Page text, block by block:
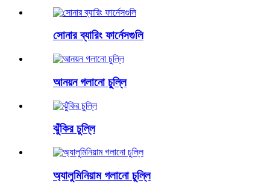
সোনার ব্যারিং ফার্নেসগুলি
আনয়ন গলানো চুল্লি
ঝুঁকির চুল্লি
অ্যালুমিনিয়াম গলানো চুল্লি